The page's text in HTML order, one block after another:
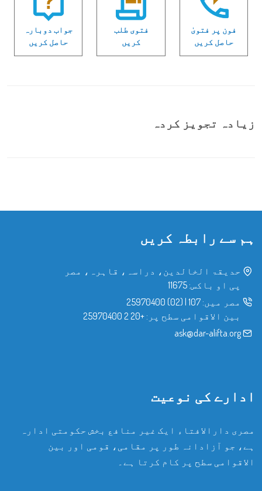
فون پر فتویٰ
حاصل کریں
فتوی طلب
کریں
جواب دوبارہ
حاصل کریں
زیادہ تجویز کردہ
ہم سے رابطہ کریں
حدیقۃ الخالدین، دراسہ، قاہرہ، مصر
پی او باکس: 11675
مصر میں: 107
|
(02) 25970400
بین الاقوامی سطح پر: +20 2 25970400
ask@dar-alifta.org
ادارے کی نوعیت
مصری دارالافتاء ایک غیر منافع بخش حکومتی ادارہ
ہے، جو آزادانہ طور پر مقامی، قومی اور بین
الاقوامی سطح پر کام کرتا ہے۔